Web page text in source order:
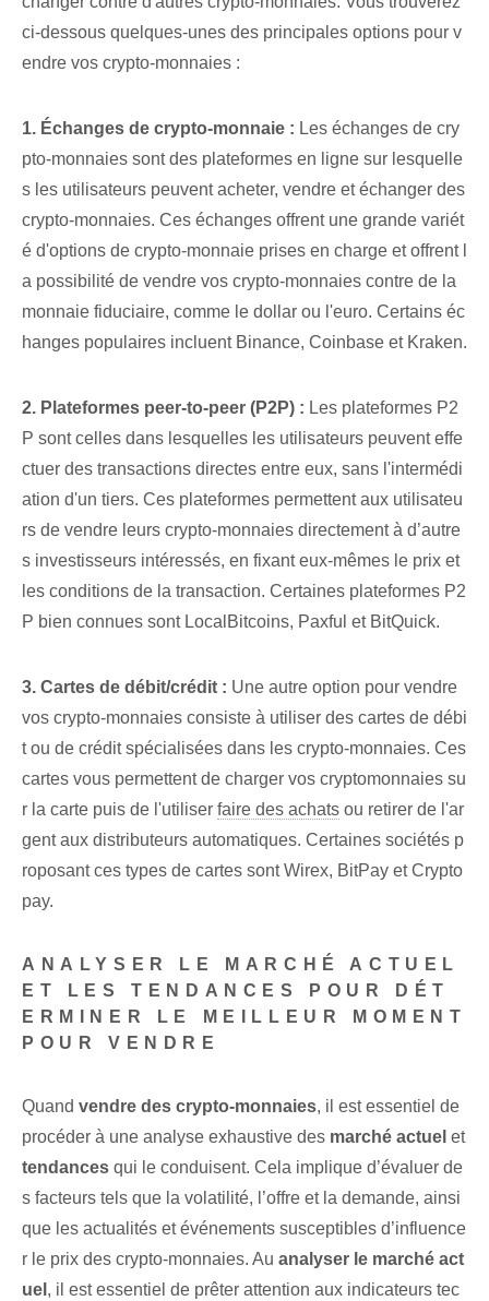
ci-dessous quelques-unes des principales options pour v
endre vos crypto-monnaies :
1. Échanges de crypto-monnaie : Les échanges de cry
pto-monnaies sont des plateformes en ligne sur lesquelle
s les utilisateurs peuvent acheter, vendre et échanger des
crypto-monnaies. Ces échanges offrent une grande variét
é d'options de crypto-monnaie prises en charge et offrent l
a possibilité de vendre vos crypto-monnaies contre de la
monnaie fiduciaire, comme le dollar ou l'euro. Certains éc
hanges populaires incluent Binance, Coinbase et Kraken.
2. Plateformes peer-to-peer (P2P) : Les plateformes P2
P sont celles dans lesquelles les utilisateurs peuvent effe
ctuer des transactions directes entre eux, sans l'intermédi
ation d'un tiers. Ces plateformes permettent aux utilisateu
rs de vendre leurs crypto-monnaies directement à d’autre
s investisseurs intéressés, en fixant eux-mêmes le prix et
les conditions de la transaction. Certaines plateformes P2
P bien connues sont LocalBitcoins, Paxful et BitQuick.
3. Cartes de débit/crédit : Une autre option pour vendre
vos crypto-monnaies consiste à utiliser des cartes de débi
t ou de crédit spécialisées dans les crypto-monnaies. Ces
cartes vous permettent de charger vos cryptomonnaies su
r la carte puis de l'utiliser faire des achats ou retirer de l'ar
gent aux distributeurs automatiques. Certaines sociétés p
roposant ces types de cartes sont Wirex, BitPay et Crypto
pay.
ANALYSER LE MARCHÉ ACTUEL
ET LES TENDANCES POUR DÉT
ERMINER LE MEILLEUR MOMENT
POUR VENDRE
Quand vendre des crypto-monnaies, il est essentiel de
procéder à une analyse exhaustive des marché actuel et
tendances qui le conduisent. Cela implique d’évaluer de
s facteurs tels que la volatilité, l’offre et la demande, ainsi
que les actualités et événements susceptibles d’influence
r le prix des crypto-monnaies. Au analyser le marché act
uel , il est essentiel de prêter attention aux indicateurs tec